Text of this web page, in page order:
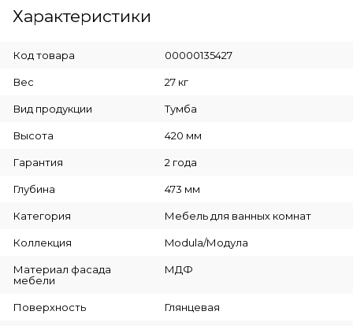
Характеристики
Код товара 00000135427
Вес 27 кг
Вид продукции Тумба
Высота 420 мм
Гарантия 2 года
Глубина 473 мм
Категория Мебель для ванных комнат
Коллекция Modula/Модула
Материал фасада
мебели
МДФ
Поверхность Глянцевая